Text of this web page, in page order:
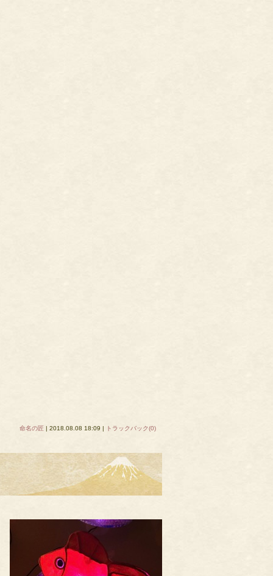
命名の匠 | 2018.08.08 18:09 | トラックバック(0)